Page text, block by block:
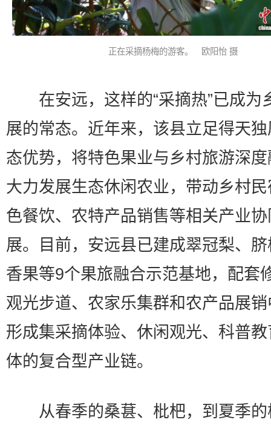
正在采摘杨梅的游客。 欧阳怡 摄
在安远，这样的“采摘热”已成为
展的常态。近年来，该县立足得天
态优势，将特色果业与乡村旅游深
大力发展生态休闲农业，带动乡村
色餐饮、农特产品销售等相关产业
展。目前，安远县已建成翠冠梨、
香果等9个果旅融合示范基地，配套
观光步道、农家乐集群和农产品展
形成集采摘体验、休闲观光、科普
体的复合型产业链。
从春季的桑葚、枇杷，到夏季的